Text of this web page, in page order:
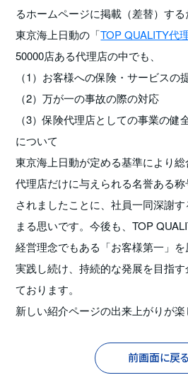
るホームページに掲載（差替）する
東京海上日動の「TOP QUALITY代
50000店ある代理店の中でも、
（1）お客様への保険・サービスの
（2）万が一の事故の際の対応
（3）保険代理店としての事業の
について
東京海上日動が定める基準により
代理店だけに与えられる名誉ある
されましたことに、社員一同深謝
まる思いです。今後も、TOP
経営理念でもある「お客様第一」
実践し続け、持続的な発展を目指
ております。
新しい紹介ページの出来上がりが
前画面に戻る